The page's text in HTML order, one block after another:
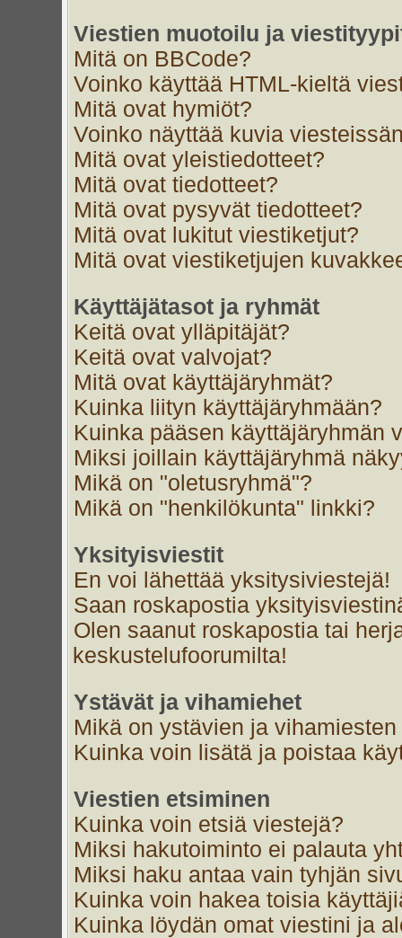
Viestien muotoilu ja
Mitä on BBCode?
Voinko käyttää HTML-kieltä
Mitä ovat hymiöt?
Voinko näyttää kuvia
Mitä ovat yleistiedotteet?
Mitä ovat tiedotteet?
Mitä ovat pysyvät tiedotteet?
Mitä ovat lukitut viestiketjut?
Mitä ovat viestiketjujen
Käyttäjätasot ja ryhmät
Keitä ovat ylläpitäjät?
Keitä ovat valvojat?
Mitä ovat käyttäjäryhmät?
Kuinka liityn käyttäjäryhmään?
Kuinka pääsen käyttäjäryhmän
Miksi joillain käyttäjäryhmä
Mikä on "oletusryhmä"?
Mikä on "henkilökunta" linkki?
Yksityisviestit
En voi lähettää yksitysiviestejä!
Saan roskapostia
Olen saanut roskapostia tai
keskustelufoorumilta!
Ystävät ja vihamiehet
Mikä on ystävien ja
Kuinka voin lisätä ja poistaa
Viestien etsiminen
Kuinka voin etsiä viestejä?
Miksi hakutoiminto ei palauta
Miksi haku antaa vain tyhjän
Kuinka voin hakea toisia
Kuinka löydän omat viestini ja